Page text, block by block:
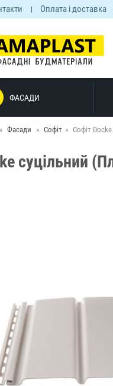
Оплата і доставка
ФАСАДИ
Фасади Софіт Софіт
суцільний